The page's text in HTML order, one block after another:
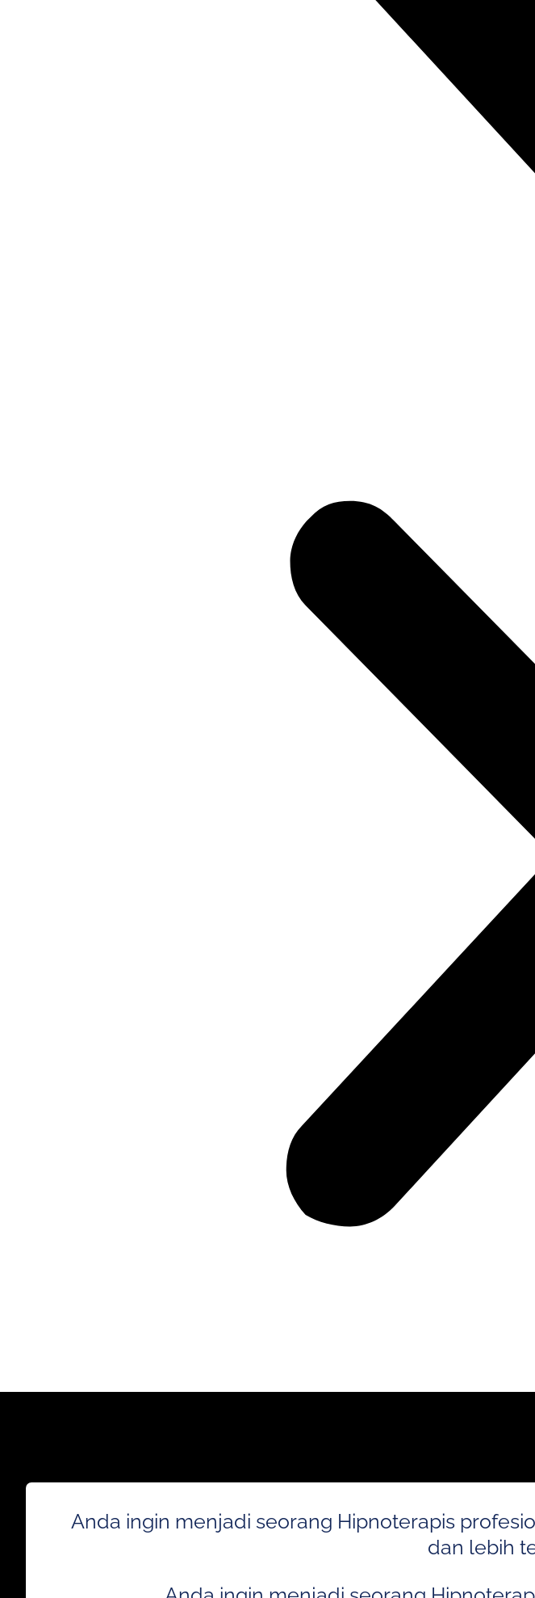
Anda ingin menjadi seorang Hipnoterapis
dan lebih